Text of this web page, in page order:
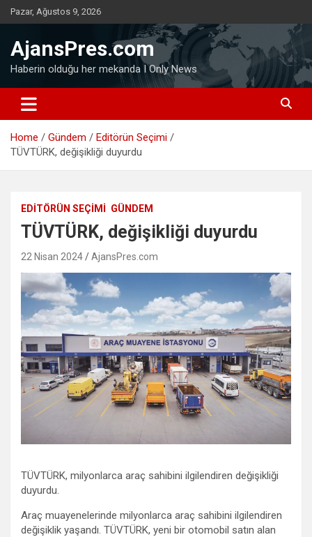
Skip
to
Pazar, Ağustos 9, 2026
AjansPres.com
Haberin olduğu her mekanda I Only News
Home Gündem
Editörün Seçimi
TÜVTÜRK, değişikliği duyurdu
EDITÖRÜN SEÇIMI GÜNDEM
TÜVTÜRK, değişikliği duyurdu
22 Nisan 2024 AjansPres.com
TÜVTÜRK, milyonlarca araç sahibini ilgilendiren değişikliği
duyurdu.
Araç muayenelerinde milyonlarca araç sahibini ilgilendiren
değişiklik yaşandı. TÜVTÜRK, yeni bir otomobil satın alan